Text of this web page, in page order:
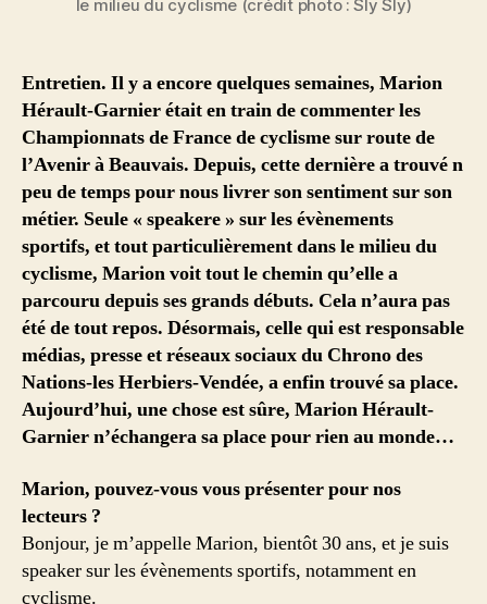
le milieu du cyclisme (crédit photo : Sly Sly)
Entretien. Il y a encore quelques semaines, Marion
Hérault-Garnier était en train de commenter les
Championnats de France de cyclisme sur route de
l’Avenir à Beauvais. Depuis, cette dernière a trouvé n
peu de temps pour nous livrer son sentiment sur son
métier. Seule « speakere » sur les évènements
sportifs, et tout particulièrement dans le milieu du
cyclisme, Marion voit tout le chemin qu’elle a
parcouru depuis ses grands débuts. Cela n’aura pas
été de tout repos. Désormais, celle qui est responsable
médias, presse et réseaux sociaux du Chrono des
Nations-les Herbiers-Vendée, a enfin trouvé sa place.
Aujourd’hui, une chose est sûre, Marion Hérault-
Garnier n’échangera sa place pour rien au monde…
Marion, pouvez-vous vous présenter pour nos
lecteurs ?
Bonjour, je m’appelle Marion, bientôt 30 ans, et je suis
speaker sur les évènements sportifs, notamment en
cyclisme.